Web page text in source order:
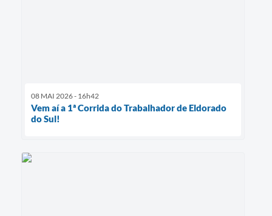
08 MAI 2026 - 16h42
Vem aí a 1ª Corrida do Trabalhador de Eldorado
do Sul!